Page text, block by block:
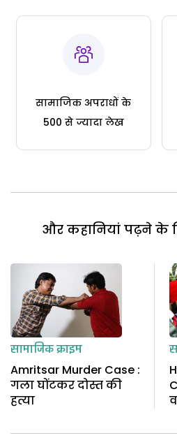
सामाजिक अपराधों के
500 से ज्यादा लेख
और कहानियां पढ़ने के
सामाजिक क्राइम
Amritsar Murder Case :
गला घोंटकर दोस्त की
हत्या